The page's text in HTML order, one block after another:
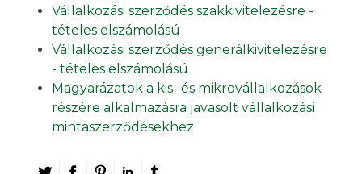
Vállalkozási szerződés szakkivitelezésre -
tételes elszámolású
Vállalkozási szerződés generálkivitelezésre
- tételes elszámolású
Magyarázatok a kis- és mikrovállalkozások
részére alkalmazásra javasolt vállalkozási
mintaszerződésekhez